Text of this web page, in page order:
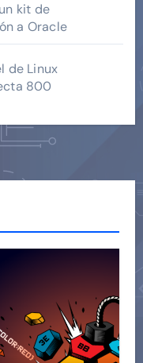
kit de
a Oracle
de Linux
800